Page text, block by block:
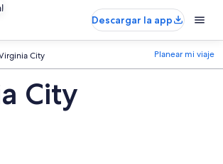
Descargar la app
City Planear mi viaje
City